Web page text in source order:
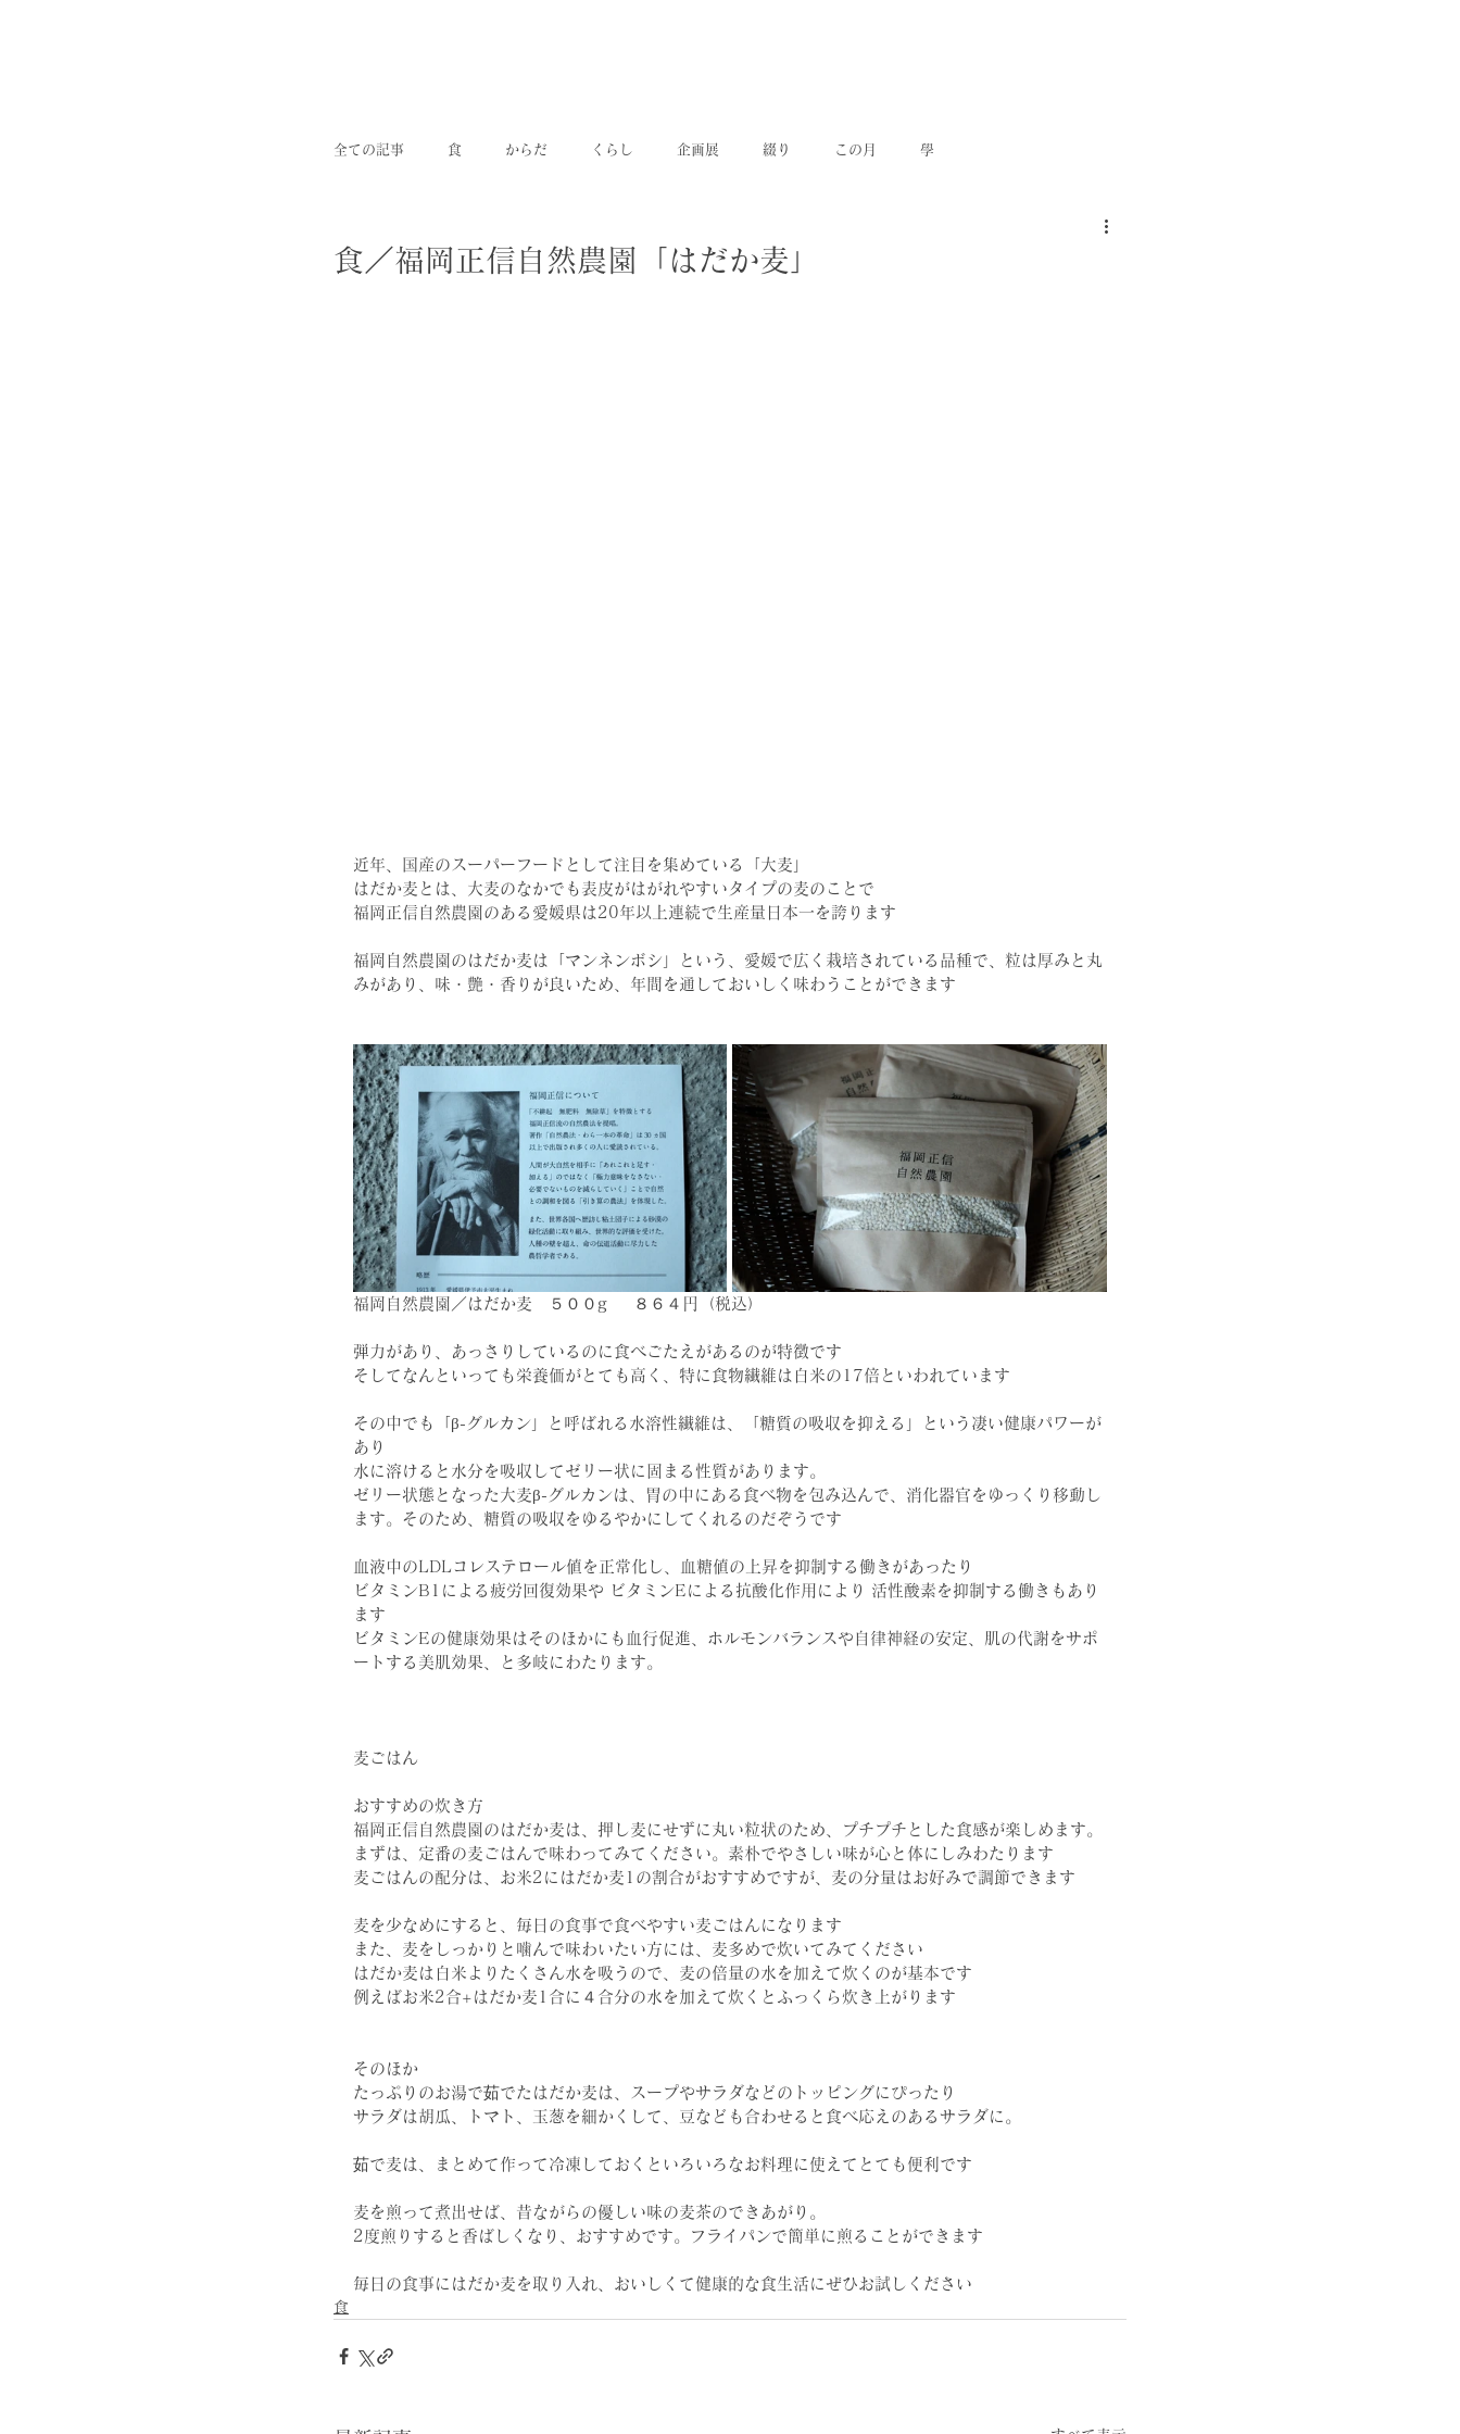
全ての記事 食 からだ くらし 企画展 綴り この月 學
食／福岡正信自然農園「はだか麦」
近年、国産のスーパーフードとして注目を集めている「大麦」
はだか麦とは、大麦のなかでも表皮がはがれやすいタイプの麦のことで
福岡正信自然農園のある愛媛県は20年以上連続で生産量日本一を誇ります
福岡自然農園のはだか麦は「マンネンボシ」という、愛媛で広く栽培されている品種で、粒は厚みと丸
みがあり、味・艶・香りが良いため、年間を通しておいしく味わうことができます
福岡自然農園／はだか麦　５００g  　８６４円（税込）
弾力があり、あっさりしているのに食べごたえがあるのが特徴です
そしてなんといっても栄養価がとても高く、特に食物繊維は白米の17倍といわれています
その中でも「β-グルカン」と呼ばれる水溶性繊維は、「糖質の吸収を抑える」
という凄い健康パワーが
あり
水に溶けると水分を吸収してゼリー状に固まる性質があります。
ゼリー状態となった大麦β-グルカンは、胃の中にある食べ物を包み込んで、消化器官をゆっくり移動し
ます。そのため、糖質の吸収をゆるやかにしてくれるのだぞうです
血液中のLDLコレステロール値を正常化し、血糖値の上昇を抑制する働きがあったり
ビタミンB1による疲労回復効果や ビタミンEによる抗酸化作用により 活性酸素を抑制する働きもあり
ます
ビタミンEの健康効果はそのほかにも血行促進、ホルモンバランスや自律神経の安定、肌の代謝をサポ
ートする美肌効果、と多岐にわたります。
麦ごはん
おすすめの炊き方
福岡正信自然農園のはだか麦は、押し麦にせずに丸い粒状のため、プチプチとした食感が楽しめます。
まずは、定番の麦ごはんで味わってみてください。素朴でやさしい味が心と体にしみわたります
麦ごはんの配分は、お米2にはだか麦1の割合がおすすめですが、麦の分量はお好みで調節できます
麦を少なめにすると、毎日の食事で食べやすい麦ごはんになります
また、麦をしっかりと噛んで味わいたい方には、麦多めで炊いてみてください
はだか麦は白米よりたくさん水を吸うので、麦の倍量の水を加えて炊くのが基本です
例えばお米2合+はだか麦1合に４合分の水を加えて炊くとふっくら炊き上がります
そのほか
たっぷりのお湯で茹でたはだか麦は、スープやサラダなどのトッピングにぴったり
サラダは胡瓜、トマト、玉葱を細かくして、豆なども合わせると食べ応えのあるサラダに。
茹で麦は、まとめて作って冷凍しておくといろいろなお料理に使えてとても便利です
麦を煎って煮出せば、昔ながらの優しい味の麦茶のできあがり。
2度煎りすると香ばしくなり、おすすめです。フライパンで簡単に煎ることができます
毎日の食事にはだか麦を取り入れ、おいしくて健康的な食生活にぜひお試しください
食